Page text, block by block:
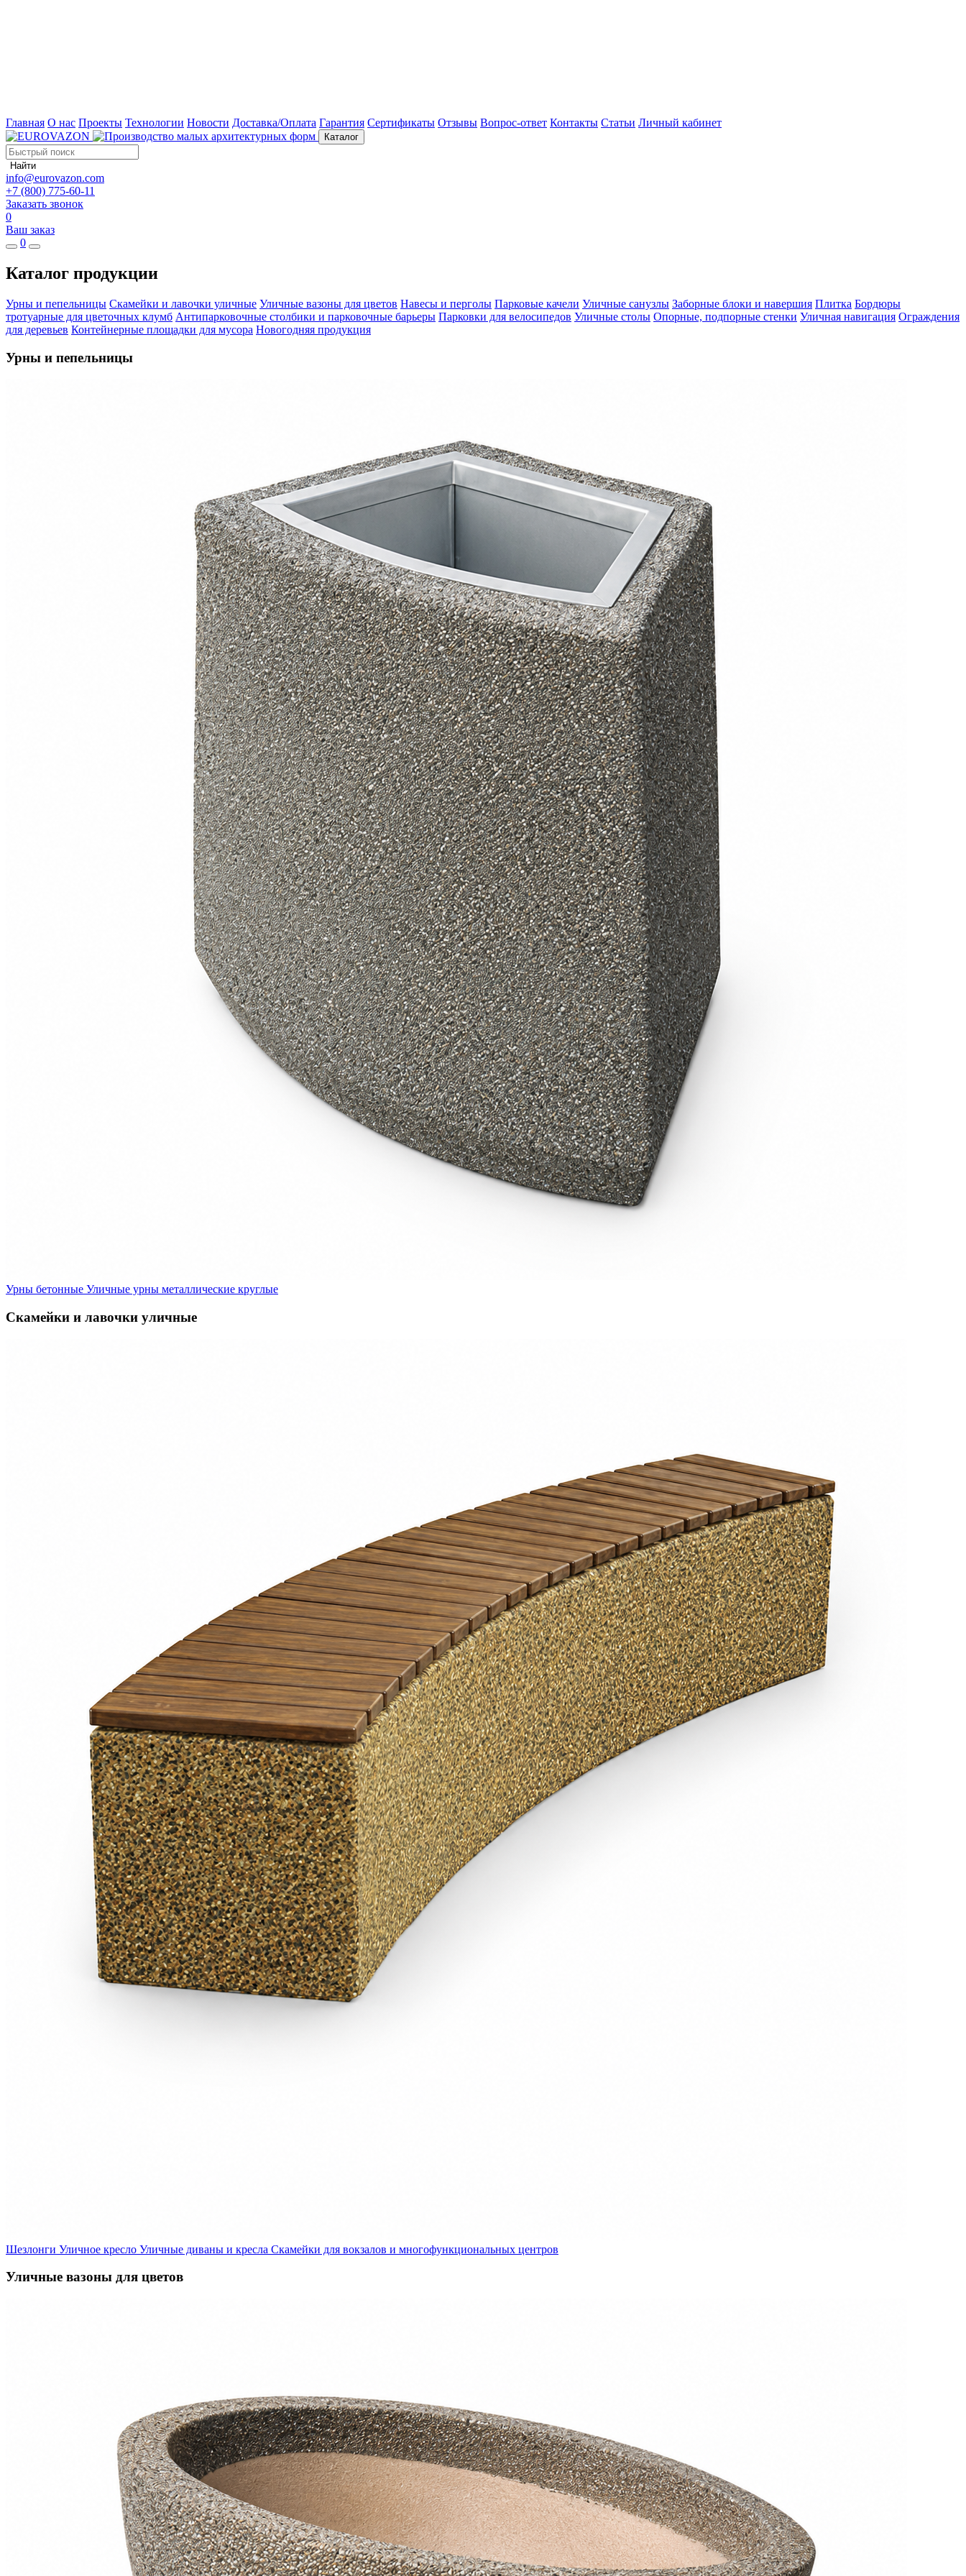
Главная О нас Проекты Технологии Новости Доставка/Оплата Гарантия Сертификаты Отзывы Вопрос-ответ Контакты Статьи Личный кабинет
Каталог
Найти
info@eurovazon.com
+7 (800) 775-60-11
Заказать звонок
0
Ваш заказ
0
Каталог продукции
Урны и пепельницы Скамейки и лавочки уличные Уличные вазоны для цветов Навесы и перголы Парковые качели Уличные санузлы Заборные блоки и навершия Плитка Бордюры
тротуарные для цветочных клумб Антипарковочные столбики и парковочные барьеры Парковки для велосипедов Уличные столы Опорные, подпорные стенки Уличная навигация Ограждения
для деревьев Контейнерные площадки для мусора Новогодняя продукция
Урны и пепельницы
Урны бетонные Уличные урны металлические круглые
Скамейки и лавочки уличные
Шезлонги Уличное кресло Уличные диваны и кресла Скамейки для вокзалов и многофункциональных центров
Уличные вазоны для цветов